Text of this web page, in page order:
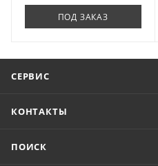
ПОД ЗАКАЗ
СЕРВИС
КОНТАКТЫ
ПОИСК